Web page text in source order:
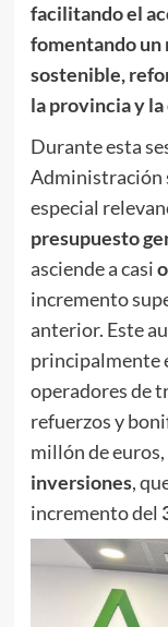
facilitando el
fomentando un
sostenible,
la provincia y la
Durante esta
Administración
especial
presupuesto
asciende a casi
incremento
anterior. Este
principalmente
operadores de
refuerzos y
millón de euros,
inversiones,
incremento del